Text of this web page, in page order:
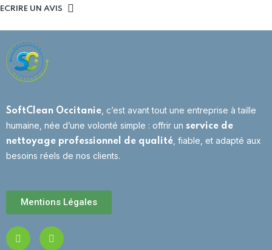
ECRIRE UN AVIS
SoftClean Occitanie, c’est avant tout une entreprise à taille
humaine, née d’une volonté simple : offrir un service de
nettoyage professionnel de qualité, fiable, et adapté aux
besoins réels de nos clients.
Mentions Légales